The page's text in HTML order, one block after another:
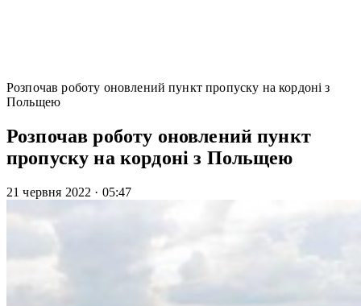
Розпочав роботу оновлений пункт пропуску на кордоні з
Польщею
Розпочав роботу оновлений пункт
пропуску на кордоні з Польщею
21 червня 2022 · 05:47